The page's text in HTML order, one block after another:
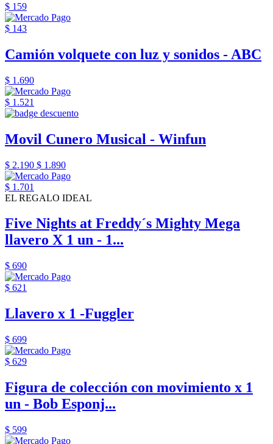
$ 159
$ 143
Camión volquete con luz y sonidos - ABC
$ 1.690
$ 1.521
Movil Cunero Musical - Winfun
$ 2.190 $ 1.890
$ 1.701
EL REGALO IDEAL
Five Nights at Freddy´s Mighty Mega
llavero X 1 un - 1...
$ 690
$ 621
Llavero x 1 -Fuggler
$ 699
$ 629
Figura de colección con movimiento x 1
un - Bob Esponj...
$ 599